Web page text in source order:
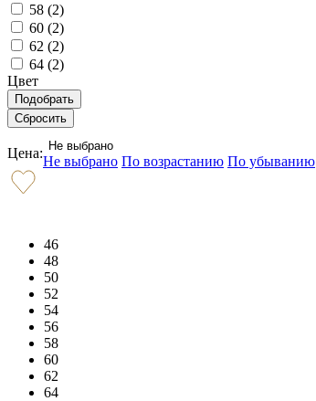
58 (2)
60 (2)
62 (2)
64 (2)
Цвет
Цена: Не выбрано
Не выбрано По возрастанию По убыванию
46
48
50
52
54
56
58
60
62
64